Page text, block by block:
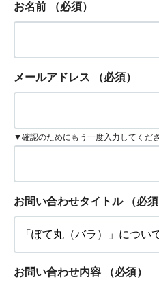
お名前 （必須）
メールアドレス （必須）
▼確認のためにもう一度入力してくださ
お問い合わせタイトル （必須
お問い合わせ内容 （必須）